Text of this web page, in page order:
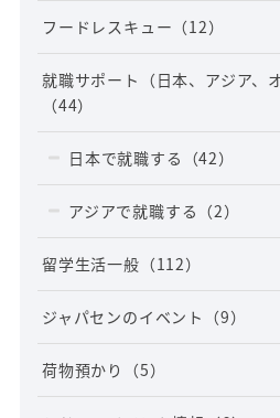
フードレスキュー （12）
就職サポート（日本、アジア、
（44）
日本で就職する （42）
アジアで就職する （2）
留学生活一般 （112）
ジャパセンのイベント （9）
荷物預かり （5）